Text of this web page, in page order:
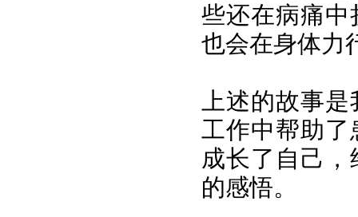
些还在病痛
也会在身体力
上述的故事
工作中帮助
成长了自己
的感悟。